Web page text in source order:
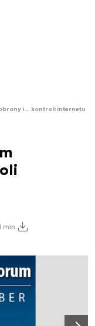
i… kontroli internetu
min.
Następny slajd